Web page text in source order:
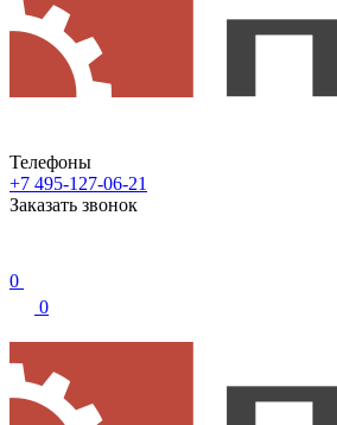
Телефоны
+7 495-127-06-21
Заказать звонок
0
0